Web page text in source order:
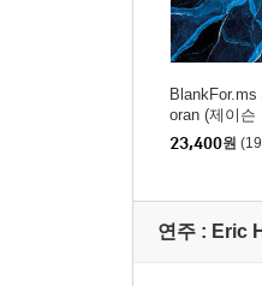
oran (제이슨
arcus
길모어) -
23,400원
연주 : Eric